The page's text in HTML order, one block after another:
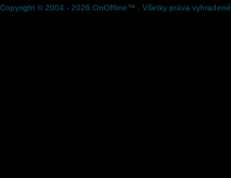
Copyright © 2004 - 2026 OnOffline™ . Všetky práva vyhradené.